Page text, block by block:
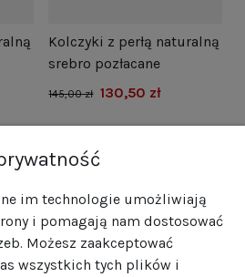
Kolczyki z perłą naturalną
srebro pozłacane
145,00 zł 130,50 zł
im technologie umożliwiają
i pomagają nam dostosować
Możesz zaakceptować
wszystkich tych plików i